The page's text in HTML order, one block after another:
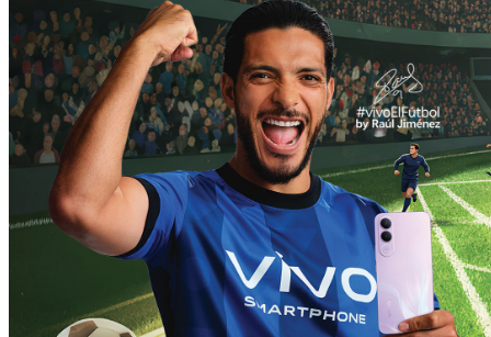
México | Seleccione país/región